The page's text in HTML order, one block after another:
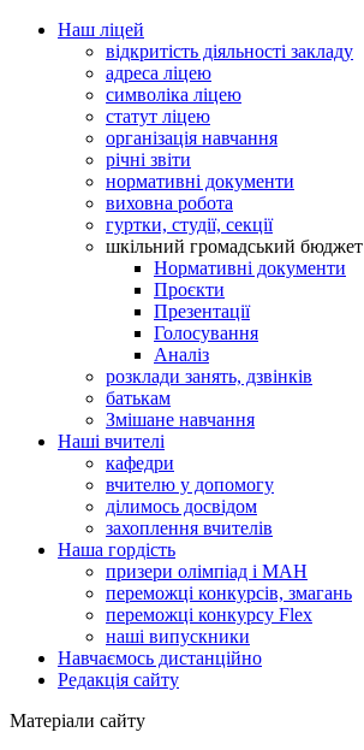
Наш ліцей
відкритість діяльності закладу
адреса ліцею
символіка ліцею
статут ліцею
організація навчання
річні звіти
нормативні документи
виховна робота
гуртки, студії, секції
шкільний громадський бюджет
Нормативні документи
Проєкти
Презентації
Голосування
Аналіз
розклади занять, дзвінків
батькам
Змішане навчання
Наші вчителі
кафедри
вчителю у допомогу
ділимось досвідом
захоплення вчителів
Наша гордість
призери олімпіад і МАН
переможці конкурсів, змагань
переможці конкурсу Flex
наші випускники
Навчаємось дистанційно
Редакція сайту
Матеріали сайту